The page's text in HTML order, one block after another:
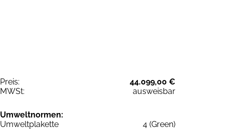
Preis:
44.099,00 €
MWSt:
ausweisbar
Umweltnormen:
Umweltplakette
4 (Green)